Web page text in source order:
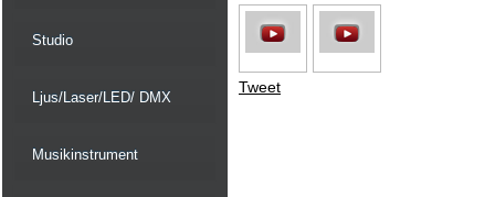
Studio
Ljus/Laser/LED/ DMX
Musikinstrument
Tweet